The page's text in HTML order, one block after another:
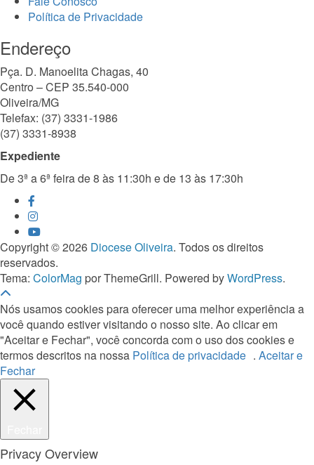
Política de Privacidade
Endereço
Pça. D. Manoelita Chagas, 40
Centro – CEP 35.540-000
Oliveira/MG
Telefax: (37) 3331-1986
(37) 3331-8938
Expediente
De 3ª a 6ª feira de 8 às 11:30h e de 13 às 17:30h
Copyright © 2026 Diocese Oliveira. Todos os direitos
reservados.
Tema: ColorMag por ThemeGrill. Powered byWordPress.
Nós usamos cookies para oferecer uma melhor experiência a
você quando estiver visitando o nosso site. Ao clicar em
"Aceitar e Fechar", você concorda com o uso dos cookies e
termos descritos na nossa Política de privacidade . Aceitar e
Fechar
Privacy Overview